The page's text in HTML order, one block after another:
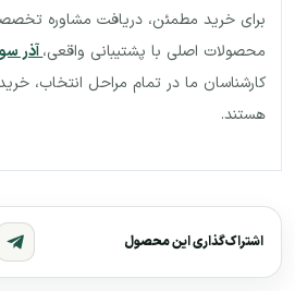
برای خرید مطمئن، دریافت مشاوره
محصولات اصلی با پشتیبانی واقعی،آذر
کارشناسان ما در تمام مراحل انتخاب،
هستند.
اشتراک‌گذاری این محصول